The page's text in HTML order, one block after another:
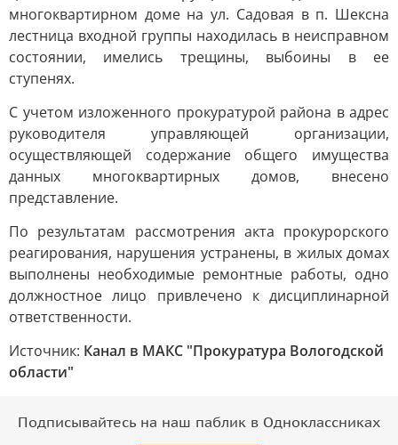
многоквартирном доме на ул. Садовая в п. Шексна
лестница входной группы находилась в неисправном
состоянии, имелись трещины, выбоины в ее
ступенях.
С учетом изложенного прокуратурой района в адрес
руководителя управляющей организации,
осуществляющей содержание общего имущества
данных многоквартирных домов, внесено
представление.
По результатам рассмотрения акта прокурорского
реагирования, нарушения устранены, в жилых домах
выполнены необходимые ремонтные работы, одно
должностное лицо привлечено к дисциплинарной
ответственности.
Источник: Канал в МАКС "Прокуратура Вологодской
области"
Подписывайтесь на наш паблик в Одноклассниках